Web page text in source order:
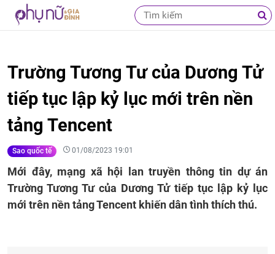
Trường Tương Tư của Dương Tử
tiếp tục lập kỷ lục mới trên nền
tảng Tencent
Sao quốc tế 01/08/2023 19:01
Mới đây, mạng xã hội lan truyền thông tin dự án
Trường Tương Tư của Dương Tử tiếp tục lập kỷ lục
mới trên nền tảng Tencent khiến dân tình thích thú.